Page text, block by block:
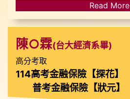
Read More
陳○霖(台大經濟系畢)
高分考取
114高考金融保險【探花】
普考金融保險【狀元】